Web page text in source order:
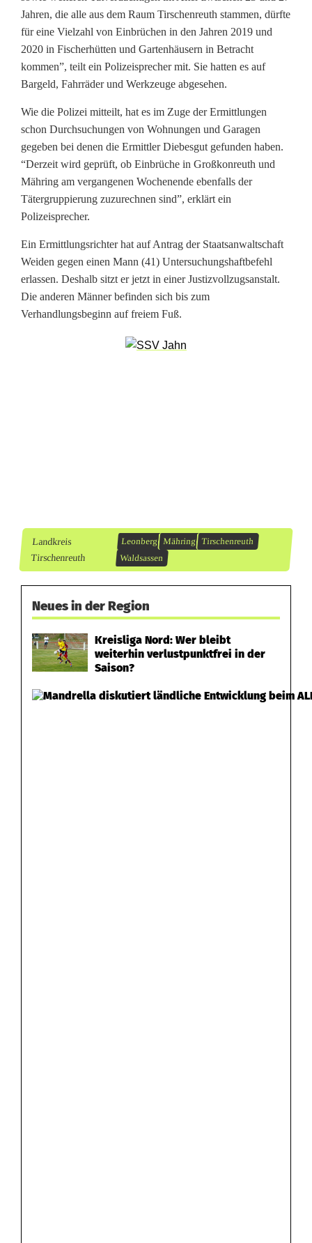
l
i
z
i
s
c
h
a
p
p
Jahren, die alle aus dem Raum Tirschenreuth stammen, dürfte
für eine Vielzahl von Einbrüchen in den Jahren 2019 und
2020 in Fischerhütten und Gartenhäusern in Betracht
kommen”, teilt ein Polizeisprecher mit. Sie hatten es auf
Bargeld, Fahrräder und Werkzeuge abgesehen.
Wie die Polizei mitteilt, hat es im Zuge der Ermittlungen
schon Durchsuchungen von Wohnungen und Garagen
gegeben bei denen die Ermittler Diebesgut gefunden haben.
“Derzeit wird geprüft, ob Einbrüche in Großkonreuth und
Mähring am vergangenen Wochenende ebenfalls der
Tätergruppierung zuzurechnen sind”, erklärt ein
Polizeisprecher.
Ein Ermittlungsrichter hat auf Antrag der Staatsanwaltschaft
Weiden gegen einen Mann (41) Untersuchungshaftbefehl
erlassen. Deshalb sitzt er jetzt in einer Justizvollzugsanstalt.
Die anderen Männer befinden sich bis zum
Verhandlungsbeginn auf freiem Fuß.
Landkreis
Tirschenreuth
Leonberg Mähring Tirschenreuth
Waldsassen
Neues in der Region
Kreisliga Nord: Wer bleibt
weiterhin verlustpunktfrei in der
Saison?